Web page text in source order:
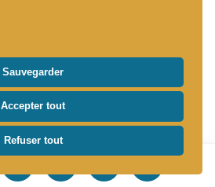
Sauvegarder
Accepter tout
Refuser tout
SAINTE-MARGUERITE
la Flaguerie - Les